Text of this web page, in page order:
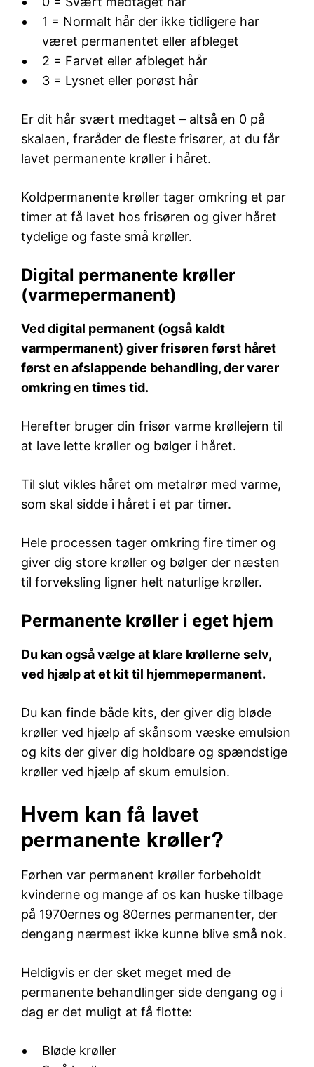
1 = Normalt hår der ikke tidligere har
været permanentet eller afbleget
2 = Farvet eller afbleget hår
3 = Lysnet eller porøst hår
Er dit hår svært medtaget – altså en 0 på
skalaen, fraråder de fleste frisører, at du får
lavet permanente krøller i håret.
Koldpermanente krøller tager omkring et par
timer at få lavet hos frisøren og giver håret
tydelige og faste små krøller.
Digital permanente krøller
(varmepermanent)
Ved digital permanent (også kaldt
varmpermanent) giver frisøren først håret
først en afslappende behandling, der varer
omkring en times tid.
Herefter bruger din frisør varme krøllejern til
at lave lette krøller og bølger i håret.
Til slut vikles håret om metalrør med varme,
som skal sidde i håret i et par timer.
Hele processen tager omkring fire timer og
giver dig store krøller og bølger der næsten
til forveksling ligner helt naturlige krøller.
Permanente krøller i eget hjem
Du kan også vælge at klare krøllerne selv,
ved hjælp at et kit til hjemmepermanent.
Du kan finde både kits, der giver dig bløde
krøller ved hjælp af skånsom væske emulsion
og kits der giver dig holdbare og spændstige
krøller ved hjælp af skum emulsion.
Hvem kan få lavet
permanente krøller?
Førhen var permanent krøller forbeholdt
kvinderne og mange af os kan huske tilbage
på 1970ernes og 80ernes permanenter, der
dengang nærmest ikke kunne blive små nok.
Heldigvis er der sket meget med de
permanente behandlinger side dengang og i
dag er det muligt at få flotte:
Bløde krøller